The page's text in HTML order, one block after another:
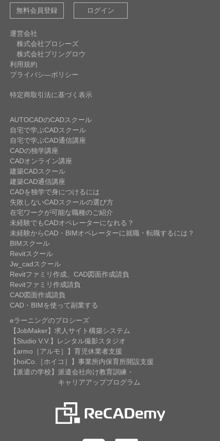
無料会員登録
ログイン
運営会社
株式会社プロシーズ
株式会社ブリングロウ
利用規約
プライバシ―ポリシー
特定商取引法に基づく表示
AUTOCADのCADスクール
自宅で学ぶCADスクール
自宅で学ぶCAD通信講座
CADの独学講座
CADオンライン講座
建築CADスクール
建築CAD通信講座
CADを独学で身につけるには
失敗しないCADスクールの選び方
在宅ワークが可能な職種のご紹介
未経験でもCADオペレーターになれる？
未経験からCAD・BIMオペレーターに就職・転職するには？
BIMスクール
Revitスクール
Jw_cadスクール
Revitファミリ作成、CAD図面作成請負
Revitファミリ作成請負
CAD図面作成請負
CAD・BIMを使って副業する
eラーニングのプロシーズ
【JobMaker】求人サイト構築システム
【Studio V.V.】レンタル撮影スタジオ
【armo［アルモ］】育児休業者支援
【hoiCo.［ホイコ］】事業所内保育所開設支援
【派遣の学校】派遣会社向け教育訓練・
キャリアアッププログラム